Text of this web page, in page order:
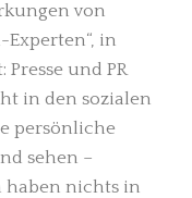
von
in
und PR
in den sozialen
persönliche
sehen –
haben nichts in